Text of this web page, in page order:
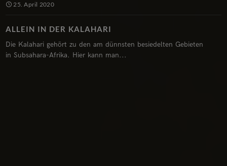
25. April 2020
ALLEIN IN DER KALAHARI
Die Kalahari gehört zu den am dünnsten besiedelten Gebieten
in Subsahara-Afrika. Hier kann man...